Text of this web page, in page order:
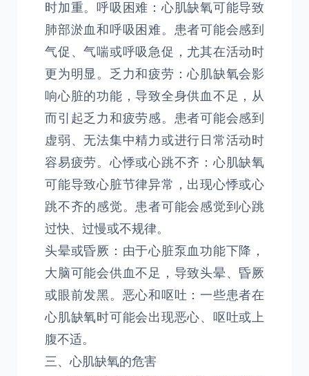
时加重。呼吸困难：心肌缺氧可能导致
肺部淤血和呼吸困难。患者可能会感到
气促、气喘或呼吸急促，尤其在活动时
更为明显。乏力和疲劳：心肌缺氧会影
响心脏的功能，导致全身供血不足，从
而引起乏力和疲劳感。患者可能会感到
虚弱、无法集中精力或进行日常活动时
容易疲劳。心悸或心跳不齐：心肌缺氧
可能导致心脏节律异常，出现心悸或心
跳不齐的感觉。患者可能会感觉到心跳
过快、过慢或不规律。
头晕或昏厥：由于心脏泵血功能下降，
大脑可能会供血不足，导致头晕、昏厥
或眼前发黑。恶心和呕吐：一些患者在
心肌缺氧时可能会出现恶心、呕吐或上
腹不适。
三、心肌缺氧的危害